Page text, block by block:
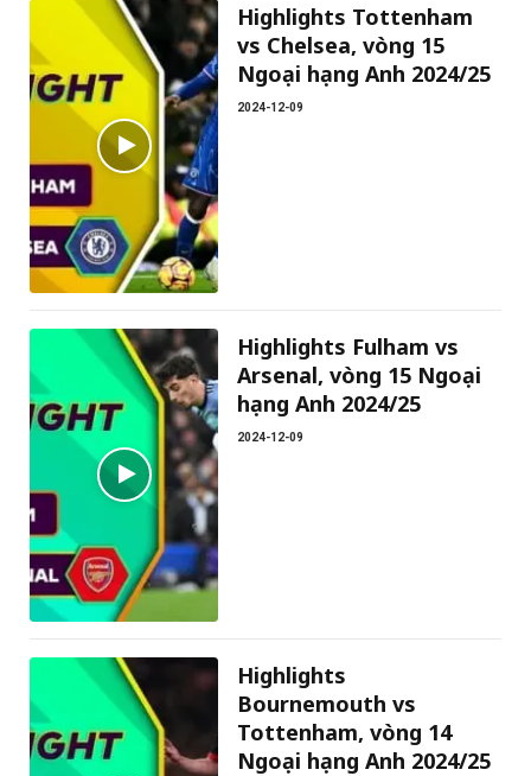
Highlights Tottenham
vs Chelsea, vòng 15
Ngoại hạng Anh 2024/25
2024-12-09
Highlights Fulham vs
Arsenal, vòng 15 Ngoại
hạng Anh 2024/25
2024-12-09
Highlights
Bournemouth vs
Tottenham, vòng 14
Ngoại hạng Anh 2024/25